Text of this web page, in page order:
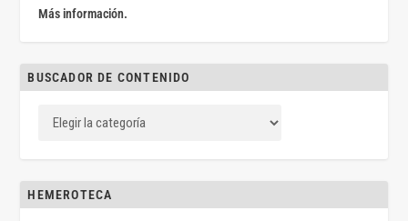
Más información.
BUSCADOR DE CONTENIDO
HEMEROTECA